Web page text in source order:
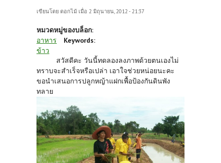
เขียนโดย ดอกไม้ เมื่อ 2 มิถุนายน, 2012 - 21:37
หมวดหมู่ของบล็อก:
อาหาร
Keywords:
ข้าว
สวัสดีคะ วันนี้ทดลองลงภาพด้วยตนเองไม่
ทราบจะสำเร็จหรือเปล่า เอาใจช่วยหน่อยนะคะ
ขอนำเสนอการปลูกหญ้าแฝกเพื้อป้องกันดินพัง
ทลาย